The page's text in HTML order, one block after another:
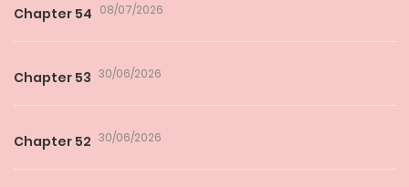
Chapter 54 08/07/2026
Chapter 53 30/06/2026
Chapter 52 30/06/2026